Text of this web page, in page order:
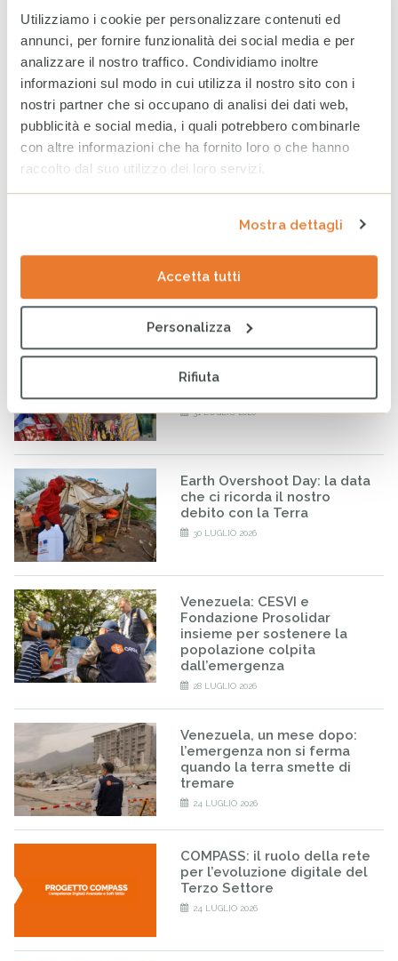
Utilizziamo i cookie per personalizzare contenuti ed
annunci, per fornire funzionalità dei social media e per
analizzare il nostro traffico. Condividiamo inoltre
informazioni sul modo in cui utilizza il nostro sito con i
nostri partner che si occupano di analisi dei dati web,
pubblicità e social media, i quali potrebbero combinarle
con altre informazioni che ha fornito loro o che hanno
raccolto dal suo utilizzo dei loro servizi.
Mostra dettagli
Accetta tutti
Personalizza
Rifiuta
Tag
AGRICOLTURA SVILUPPO SOCIAL BUSINESS
ULTIMI ARTICOLI
WhatsApp CESVI: le notizie
dal campo direttamente sul
tuo telefono
5 AGOSTO 2026
in Somalia, sostenere
l’allattamento significa
4 AGOSTO 2026
Sudan, la guerra continua a
compromettere il futuro di
31 LUGLIO 2026
Earth Overshoot Day: la data
che ci ricorda il nostro
debito con la Terra
30 LUGLIO 2026
Venezuela: CESVI e
Fondazione Prosolidar
insieme per sostenere la
popolazione colpita
dall’emergenza
28 LUGLIO 2026
Venezuela, un mese dopo:
l’emergenza non si ferma
quando la terra smette di
tremare
24 LUGLIO 2026
COMPASS: il ruolo della rete
per l’evoluzione digitale del
Terzo Settore
24 LUGLIO 2026